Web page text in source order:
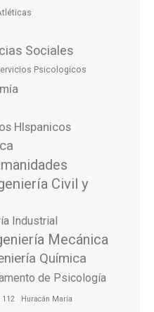
Sociales
Psicologicos
HIspanicos
Civil y
Industrial
Mecánica
Química
de Psicología
112 Huracán María